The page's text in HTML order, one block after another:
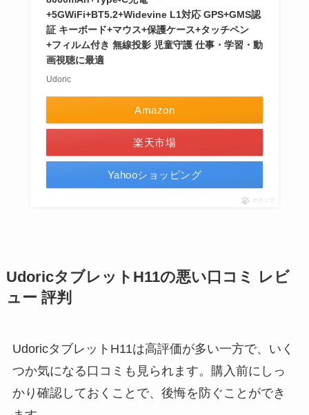
+5GWiFi+BT5.2+Widevine L1対応 GPS+GMS認
証 キーボード+マウス+保護ケース+タッチペン
+フィルム付き 無線投影 児童守護 仕事・学習・動
画視聴に最適
Udoric
Amazon
楽天市場
Yahooショッピング
ポチップ
UdoricタブレットH11の悪い口コミ レビ
ュー 評判
UdoricタブレットH11は高評価が多い一方で、いく
つか気になる口コミも見られます。購入前にしっ
かり確認しておくことで、後悔を防ぐことができ